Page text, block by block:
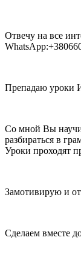
Отвечу на все
Препадаю уроки
Со мной Вы
разбираться в
Уроки проходят
Замотивирую и
Сделаем вместе